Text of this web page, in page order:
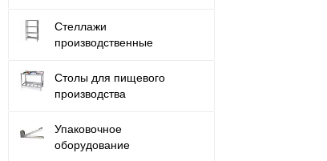
Стеллажи
производственные
Столы для пищевого
производства
Упаковочное
оборудование